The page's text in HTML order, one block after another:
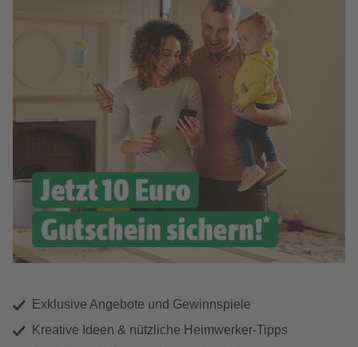
Exklusive Angebote und Gewinnspiele
Kreative Ideen & nützliche Heimwerker-Tipps